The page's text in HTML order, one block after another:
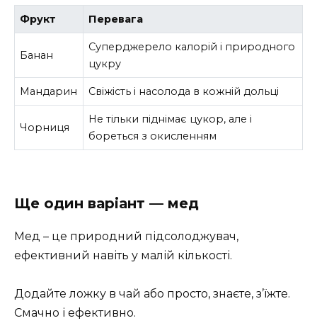
Фрукт Перевага
Банан
Суперджерело калорій і природного
цукру
Мандарин Свіжість і насолода в кожній дольці
Чорниця
Не тільки піднімає цукор, але і
бореться з окисленням
Ще один варіант — мед
Мед – це природний підсолоджувач,
ефективний навіть у малій кількості.
Додайте ложку в чай або просто, знаєте, з’їжте.
Смачно і ефективно.